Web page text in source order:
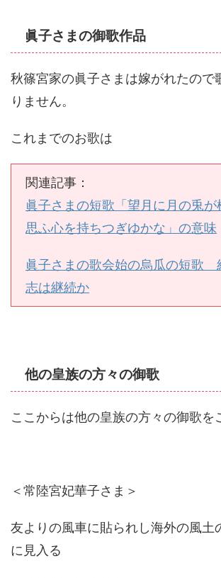
眞子さまの御歌作品
秋篠宮家の眞子さまは嫁がれたので
りません。
これまでのお歌は
関連記事：
眞子さまの短歌「望月に月の兎が
思ふ心を持ちつぎゆかな」の意味
眞子さまの歌会始の烏瓜の短歌
志は継続か
他の皇族の方々の御歌
ここからは他の皇族の方々の御歌を
＜常陸宮妃華子さま＞
友よりの風車に貼られし海外の風土
に見入る